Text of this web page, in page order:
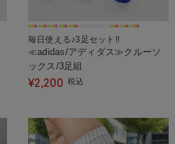
毎日使える♪3足セット!!
≪adidas/アディダス≫クルーソ
ックス/3足組
¥2,200 税込